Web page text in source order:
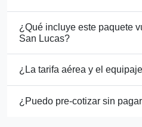
¿Qué incluye este paquete
San Lucas?
¿La tarifa aérea y el
¿Puedo pre-cotizar sin